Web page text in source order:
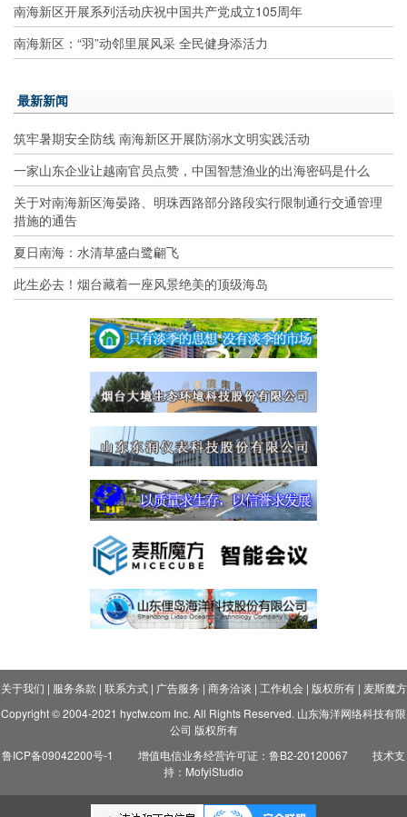
南海新区开展系列活动庆祝中国共产党成立105周年
南海新区：“羽”动邻里展风采 全民健身添活力
最新新闻
筑牢暑期安全防线 南海新区开展防溺水文明实践活动
一家山东企业让越南官员点赞，中国智慧渔业的出海密码是什么
关于对南海新区海晏路、明珠西路部分路段实行限制通行交通管理
措施的通告
夏日南海：水清草盛白鹭翩飞
此生必去！烟台藏着一座风景绝美的顶级海岛
关于我们 | 服务条款 | 联系方式| 广告服务 | 商务洽谈 | 工作机会| 版权所有| 麦斯魔方
Copyright © 2004-2021 hycfw.com Inc. All Rights Reserved. 山东海洋网络科技有限
公司 版权所有
鲁ICP备09042200号-1
增值电信业务经营许可证：鲁B2-20120067
技术支
持：MofyiStudio